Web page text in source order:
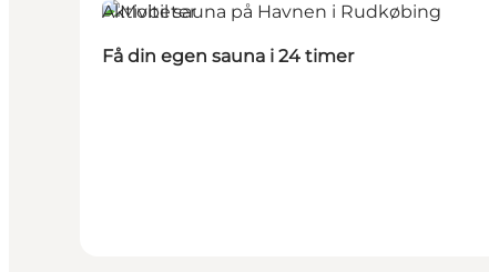
Aktiviteter
Få din egen sauna i 24 timer